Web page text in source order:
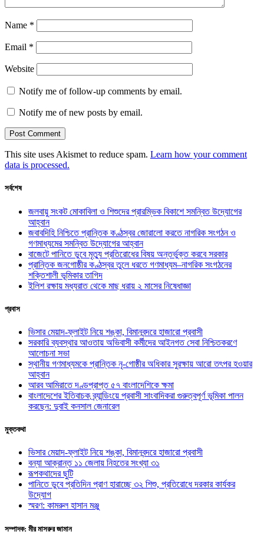
Name *
Email *
Website
Notify me of follow-up comments by email.
Notify me of new posts by email.
This site uses Akismet to reduce spam. Learn how your comment
data is processed.
সর্বশেষ
জলবায়ু সংকট মোকাবিলা ও শিশুদের প্রারম্ভিক বিকাশে সমন্বিত উদ্যোগের
আহ্বান
জবাবদিহি নিশ্চিতে প্রান্তিক কণ্ঠস্বর জোরালো করতে নাগরিক সংগঠন ও
গণমাধ্যমের সমন্বিত উদ্যোগের আহ্বান
বাজেটে পানিতে ডুবে মৃত্যু প্রতিরোধের বিষয় অন্তর্ভুক্ত করবে সরকার
প্রান্তিক জনগোষ্ঠীর কণ্ঠস্বর তুলে ধরতে গণমাধ্যম–নাগরিক সংগঠনের
শক্তিশালী ভূমিকার তাগিদ
ইলিশ রক্ষায় মধ্যরাত থেকে মাছ ধরায় ২ মাসের নিষেধাজ্ঞা
প্রবাস
ভিসার মেয়াদ-ফ্লাইট নিয়ে শঙ্কা, বিমানবন্দরে হাজারো প্রবাসী
সরকারি ব্যবস্থার আওতায় অভিবাসী কর্মীদের আইনগত সেবা নিশ্চিতকরণে
আলোচনা সভা
স্থানীয় গণমাধ্যমকে প্রান্তিক নৃ-গোষ্ঠীর অধিকার সুরক্ষায় আরো তৎপর হওয়ার
আহ্বান
আরব আমিরাতে দণ্ডপ্রাপ্ত ৫৭ বাংলাদেশিকে ক্ষমা
বাংলাদেশের ইতিবাচক ব্র্যান্ডিংয়ে প্রবাসী সাংবাদিকরা গুরুত্বপূর্ণ ভূমিকা পালন
করছেন: দুবাই কনসাল জেনারেল
মুক্তকথা
ভিসার মেয়াদ-ফ্লাইট নিয়ে শঙ্কা, বিমানবন্দরে হাজারো প্রবাসী
বন্যা আক্রান্ত ১১ জেলায় নিহতের সংখ্যা ৩১
রূপকথাদের ছুটি
পানিতে ডুবে প্রতিদিন প্রাণ হারাচ্ছে ৩২ শিশু, প্রতিরোধে দরকার কার্যকর
উদ্যোগ
স্মরণ: কামরুল হাসান মঞ্জু
সম্পাদক: মীর মাসরুর জামান